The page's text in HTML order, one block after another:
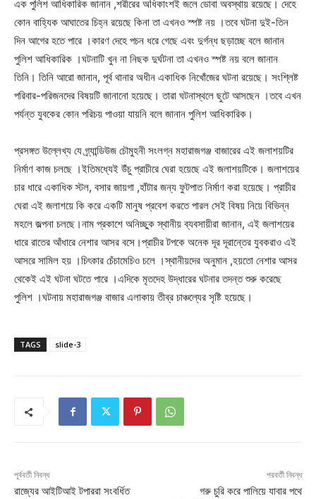
এক পুলিশ আধিকারিক জানান ,শরীরের অধিকাংশই জলে ডোবা অবস্থায় রয়েছে। দেহে
কোন বাহ্যিক আঘাতের চিহ্ন রয়েছে কিনা তা এখনও স্পষ্ট নয় ।তবে ঘটনা দুই-তিন
দিন আগের হতে পারে ।কারণ দেহে পচন ধরে গেছে এবং দুর্গন্ধ ছড়াচ্ছে বলে জানান
পুলিশ আধিকারিক ।ঘটনাটি খুন না নিছক দুর্ঘটনা তা এখনও স্পষ্ট নয় বলে জানান
তিনি। তিনি আরো জানান, পূর্ব থানার অধীন একাধিক নিখোঁজের ঘটনা রয়েছে। সংশ্লিষ্ট
পরিবার-পরিজনদের বিষয়টি জানানো হয়েছে। তারা ঘটনাস্থলে ছুটে আসছেন ।তবে এখন
পর্যন্ত যুবকের কোন পরিচয় পাওয়া যায়নি বলে জানান পুলিশ আধিকারিক।
প্রসঙ্গত উল্লেখ্য যে গ্র্যান্ডিউজ চৌমুহনী সংলগ্ন মহারাজগঞ্জ বাজারের এই জলাশয়টির
নির্মাণ কাজ চলছে ।ইতিমধ্যেই উঁচু প্রাচীরে ঘেরা হয়েছে এই জলাশয়টিকে। জলাশয়ের
চার ধারে একাধিক স্টল, বসার জায়গা ,হাঁটার জন্য ফুটপাত নির্মাণ করা হয়েছে। প্রাচীর
ঘেরা এই জলাশয়ে কি করে একটি মানুষ প্রবেশ করতে পারল সেই বিষয় নিয়ে বিভিন্ন
মহলে জল্পনা চলছে।নাম প্রকাশে অনিচ্ছুক স্থানীয় ব্যবসায়ীরা জানান, এই জলাশয়ের
ধারে রাতের আঁধারে নেশার আসর বসে।প্রাচীর টপকে অনেক দূর দূরান্তের যুবকরাও এই
আসরে সামিল হয় ।চিৎকার চেঁচামেচিও চলে ।স্থানীয়দের অনুমান ,হয়তো নেশার আসর
থেকেই এই ঘটনা ঘটতে পারে ।এদিকে মৃতদেহ উদ্ধারের ঘটনার তদন্ত শুরু করেছে
পুলিশ ।ঘটনায় মহারাজগঞ্জ বাজার এলাকায় তীব্র চাঞ্চল্যের সৃষ্টি হয়েছে।
TAGS slide-3
পূর্ববর্তী নিবন্ধ
রাজ্যের আইটিআই টপাররা সংবর্ধিত
পরবর্তী নিবন্ধ
গরু চুরি করে পালিয়ে যাবার পথে